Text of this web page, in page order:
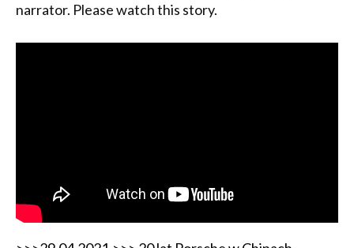
narrator. Please watch this story.